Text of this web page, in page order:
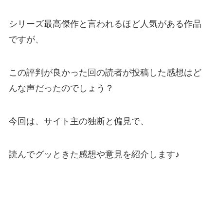
シリーズ最高傑作と言われるほど人気がある作品
ですが、
この評判が良かった回の読者が投稿した感想はど
んな声だったのでしょう？
今回は、サイト主の独断と偏見で、
読んでグッときた感想や意見を紹介します♪